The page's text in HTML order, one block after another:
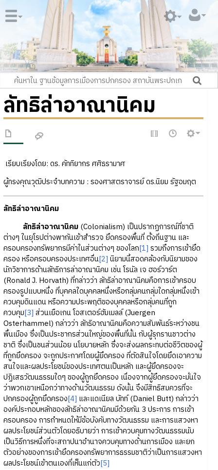
ลัทธิล่าอาณานิคม
เรียบเรียงโดย: ดร. คัททิยากร ศศิธรามาศ
ผู้ทรงคุณวุฒิประจำบทความ : รองศาสตราจารย์ ดร.นิยม รัฐอมฤต
ลัทธิล่าอาณานิคม
ลัทธิล่าอาณานิคม(Colonialism) เป็นปรากฏการณ์ที่ชาติ
ต่างๆ ในยุโรปต่างพากันเข้าสำรวจ ยึดครองพื้นที่ ตั้งถิ่นฐาน และ
ครอบครองทรัพยากรมีค่าในส่วนต่างๆ ของโลก[1] รวมถึงการเข้ายึด
ครอง หรือครอบครองประเทศอื่น[2] นิยามนี้สอดคล้องกับนิยามของ
นักวิชาการด้านลัทธิการล่าอาณานิคม เช่น โรนัล เจ ฮอร์วาร์ต
(Ronald J. Horvath) ที่กล่าวว่า ลัทธิล่าอาณานิคมคือการเข้าครอบ
ครองรูปแบบหนึ่ง ที่บุคคลใดบุคคลหนึ่งหรือกลุ่มคนกลุ่มใดกลุ่มหนึ่งเข้า
ควบคุมดินแดน หรือความประพฤติของบุคคลหรือกลุ่มคนที่ถูก
ควบคุม[3] ส่วนเยือเกน โอสเตอร์ฮัมเมลล์ (Juergen
Osterhammel) กล่าวว่า ลัทธิอาณานิคมคือความสัมพันธ์ระหว่างชน
พื้นเมือง ซึ่งเป็นประชากรส่วนใหญ่ของพื้นที่นั้น กับผู้รุกรานชาวต่าง
ชาติ ซึ่งเป็นชนส่วนน้อย นโยบายหลัก ซึ่งจะส่งผลกระทบต่อชีวิตของผู้
ที่ถูกยึดครอง จะถูกประกาศโดยผู้ยึดครอง ที่ตัดสินใจโดยยึดเอาความ
สนใจและผลประโยชน์ของประเทศตนเป็นหลัก และผู้ยึดครองจะ
ปฏิเสธวัฒนธรรมใดๆ ของผู้ถูกยึดครอง เนื่องจากผู้ยึดครองจะมั่นใจ
ว่าพวกเขาเหนือกว่าทางด้านวัฒนธรรม ดังนั้น จึงมีสิทธิสมควรที่จะ
ปกครองผู้ถูกยึดครอง[4] และแดเนียล บัทท์ (Daniel Butt) กล่าวว่า
องค์ประกอบหลักของลัทธิล่าอาณานิคมมีด้วยกัน 3 ประการ การเข้า
ครอบครอง การกำหนดให้มีข้อบังคับทางวัฒนธรรม และการแสวงหา
ผลประโยชน์ส่วนตัวโดยอธิบายว่า การเข้าควบคุมทางวัฒนธรรมนับ
เป็นวิธีการหนึ่งที่จะสถาปนาอำนาจควบคุมทางด้านการเมือง และยก
ตัวอย่างของการเข้ายึดครองทรัพยาการธรรมชาติว่าเป็นการแสวงหา
ผลประโยชน์เข้าตนเองที่เห็นแก่ตัว[5]